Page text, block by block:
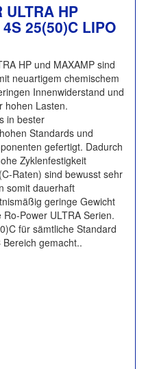
ULTRA HP
25(50)C LIPO
HP und MAXAMP sind
neuartigem chemischem
Innenwiderstand und
hohen Lasten.
in bester
Standards und
gefertigt. Dadurch
Zyklenfestigkeit
Raten) sind bewusst sehr
somit dauerhaft
geringe Gewicht
Power ULTRA Serien.
für sämtliche Standard
gemacht..